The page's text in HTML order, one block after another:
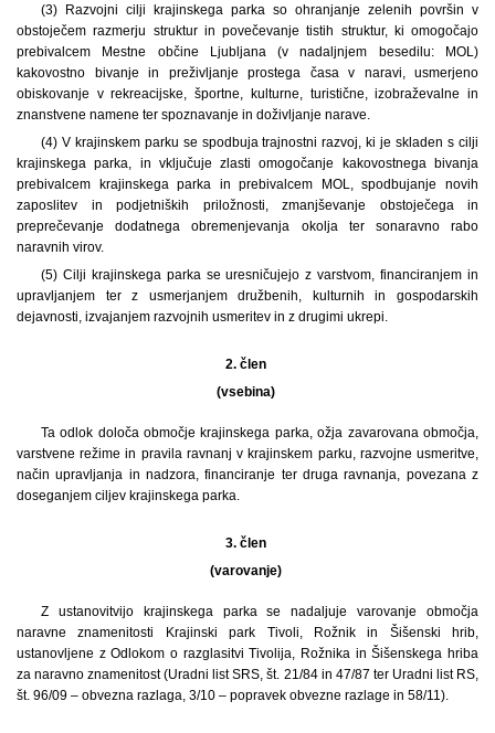
(3) Razvojni cilji krajinskega parka so ohranjanje zelenih površin v
obstoječem razmerju struktur in povečevanje tistih struktur, ki omogočajo
prebivalcem Mestne občine Ljubljana (v nadaljnjem besedilu: MOL)
kakovostno bivanje in preživljanje prostega časa v naravi, usmerjeno
obiskovanje v rekreacijske, športne, kulturne, turistične, izobraževalne in
znanstvene namene ter spoznavanje in doživljanje narave.
(4) V krajinskem parku se spodbuja trajnostni razvoj, ki je skladen s cilji
krajinskega parka, in vključuje zlasti omogočanje kakovostnega bivanja
prebivalcem krajinskega parka in prebivalcem MOL, spodbujanje novih
zaposlitev in podjetniških priložnosti, zmanjševanje obstoječega in
preprečevanje dodatnega obremenjevanja okolja ter sonaravno rabo
naravnih virov.
(5) Cilji krajinskega parka se uresničujejo z varstvom, financiranjem in
upravljanjem ter z usmerjanjem družbenih, kulturnih in gospodarskih
dejavnosti, izvajanjem razvojnih usmeritev in z drugimi ukrepi.
2. člen
(vsebina)
Ta odlok določa območje krajinskega parka, ožja zavarovana območja,
varstvene režime in pravila ravnanj v krajinskem parku, razvojne usmeritve,
način upravljanja in nadzora, financiranje ter druga ravnanja, povezana z
doseganjem ciljev krajinskega parka.
3. člen
(varovanje)
Z ustanovitvijo krajinskega parka se nadaljuje varovanje območja
naravne znamenitosti Krajinski park Tivoli, Rožnik in Šišenski hrib,
ustanovljene z Odlokom o razglasitvi Tivolija, Rožnika in Šišenskega hriba
za naravno znamenitost (Uradni list SRS, št. 21/84 in 47/87 ter Uradni list RS,
št. 96/09 – obvezna razlaga, 3/10 – popravek obvezne razlage in 58/11).